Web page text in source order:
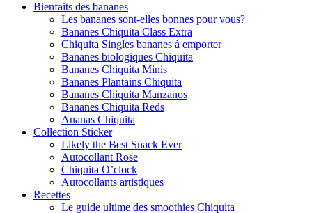
Bienfaits des bananes
Les bananes sont-elles bonnes pour vous?
Bananes Chiquita Class Extra
Chiquita Singles bananes à emporter
Bananes biologiques Chiquita
Bananes Chiquita Minis
Bananes Plantains Chiquita
Bananes Chiquita Manzanos
Bananes Chiquita Reds
Ananas Chiquita
Collection Sticker
Likely the Best Snack Ever
Autocollant Rose
Chiquita O’clock
Autocollants artistiques
Recettes
Le guide ultime des smoothies Chiquita